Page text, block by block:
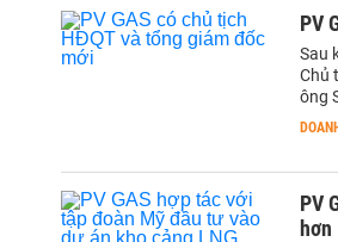
PV
Sau
Chủ
ông
PV
hơn